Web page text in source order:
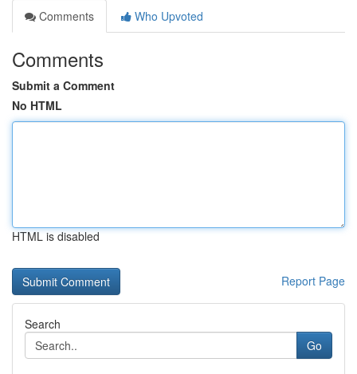
Comments
Who Upvoted
Comments
Submit a Comment
No HTML
HTML is disabled
Report Page
Search
Go